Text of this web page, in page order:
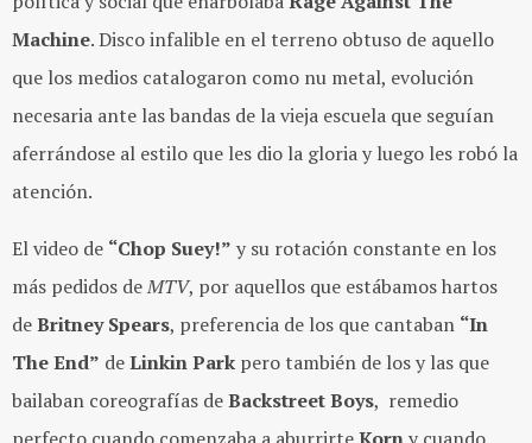
Machine. Disco infalible en el terreno obtuso de aquello
que los medios catalogaron como nu metal, evolución
necesaria ante las bandas de la vieja escuela que seguían
aferrándose al estilo que les dio la gloria y luego les robó la
atención.
El video de “Chop Suey!” y su rotación constante en los
más pedidos deMTV, por aquellos que estábamos hartos
deBritney Spears, preferencia de los que cantaban “In
The End” deLinkin Park pero también de los y las que
bailaban coreografías deBackstreet Boys, remedio
perfecto cuando comenzaba a aburrirteKorn y cuando